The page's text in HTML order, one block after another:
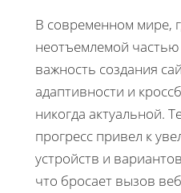
В современном мире,
неотъемлемой
важность создания
адаптивности и
никогда актуальной.
прогресс привел к
устройств и
что бросает вызов